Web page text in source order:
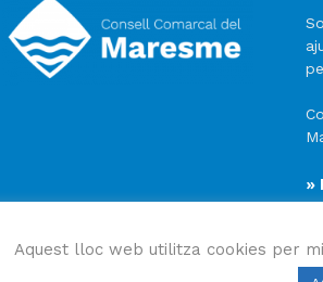
»
Aquest lloc web utilitza cookies per